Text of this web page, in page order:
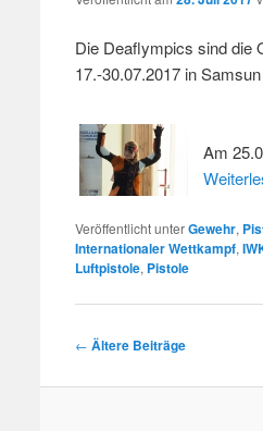
Die Deaflympics sind die
17.-30.07.2017 in
Am
Veröffentlicht unterGewehr,
Internationaler Wettkampf,
Luftpistole, Pistole
Beitragsnavigation
← Ältere Beiträge